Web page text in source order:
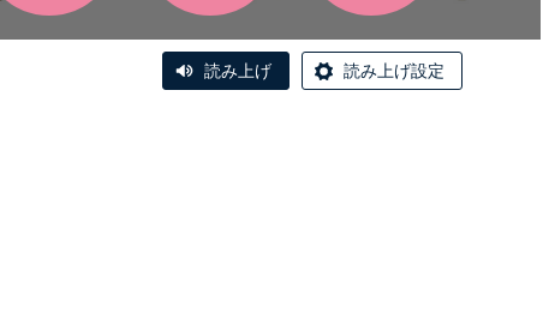
読み上げ 読み上げ設定